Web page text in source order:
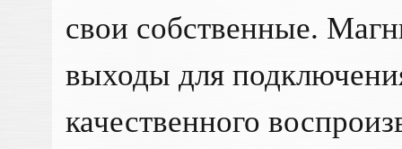
свои собственные.
выходы для
качественного